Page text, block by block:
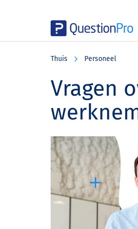
Thuis Personeel
Vragen